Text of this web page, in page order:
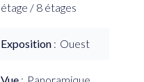
étage / 8 étages
Exposition Ouest